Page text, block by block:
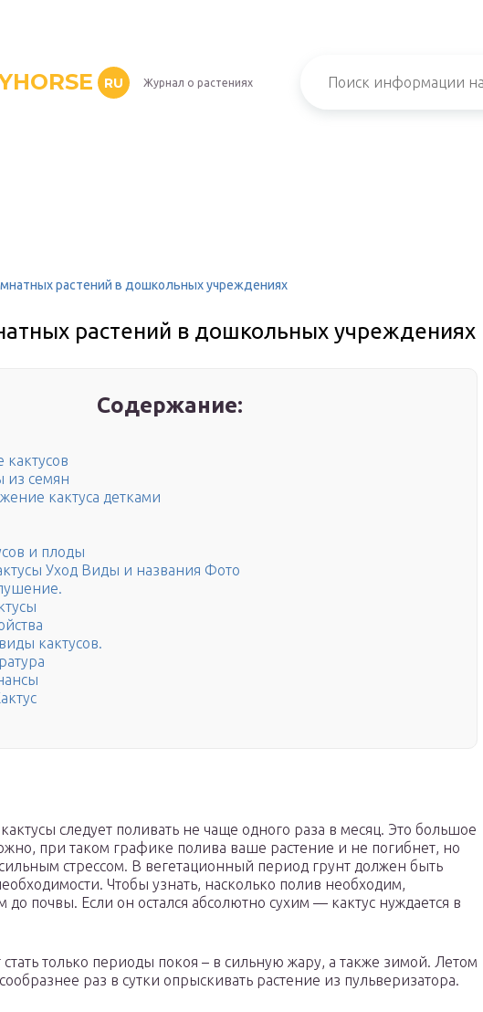
RU Журнал о растениях
растений в дошкольных учреждениях
растений в дошкольных учреждениях
Содержание:
из семян
кактуса детками
и плоды
Уход Виды и названия Фото
кактусов.
следует поливать не чаще одного раза в месяц. Это большое
при таком графике полива ваше растение и не погибнет, но
сильным стрессом. В вегетационный период грунт должен быть
Чтобы узнать, насколько полив необходим,
до почвы. Если он остался абсолютно сухим — кактус нуждается в
только периоды покоя – в сильную жару, а также зимой. Летом
раз в сутки опрыскивать растение из пульверизатора.